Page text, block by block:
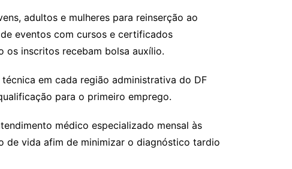
adultos e mulheres para reinserção ao
eventos com cursos e certificados
os inscritos recebam bolsa auxílio.
em cada região administrativa do DF
para o primeiro emprego.
médico especializado mensal às
de vida afim de minimizar o diagnóstico tardio